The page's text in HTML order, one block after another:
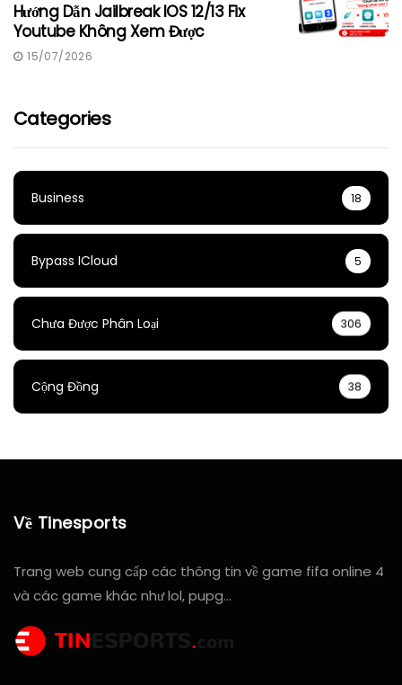
Hướng Dẫn Jailbreak IOS 12/13 Fix
Youtube Không Xem Được
15/07/2026
Categories
Business 18
Bypass ICloud 5
Chưa Được Phân Loại 306
Cộng Đồng 38
Về Tinesports
Trang web cung cấp các thông tin về game fifa online 4
và các game khác như lol, pupg…